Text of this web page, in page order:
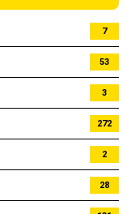
7
53
3
272
2
28